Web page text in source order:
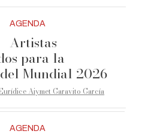
AGENDA
Artistas
para la
Mundial 2026
Aiymet Garavito García
AGENDA